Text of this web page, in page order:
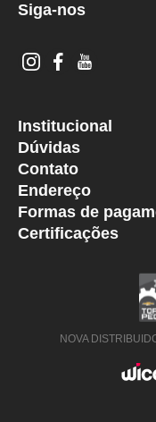
Siga-nos
Institucional
Dúvidas
Contato
Endereço
Formas de
Certificações
NOVA